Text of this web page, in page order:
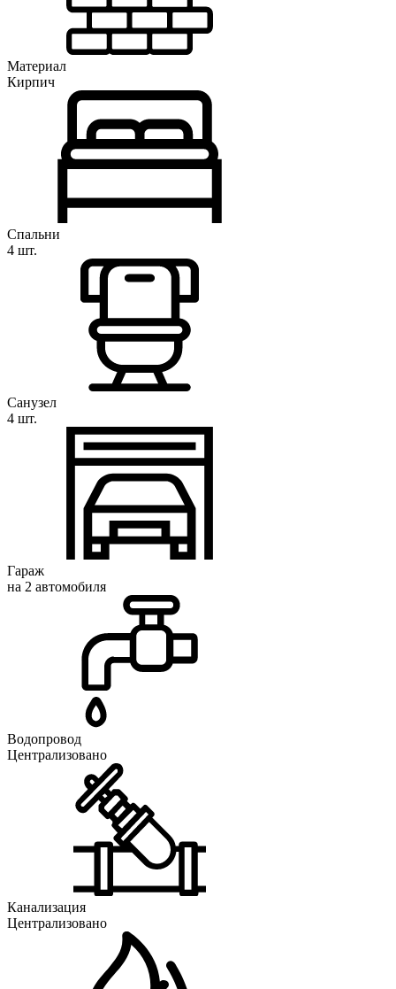
Материал
Кирпич
Спальни
4 шт.
Санузел
4 шт.
Гараж
на 2 автомобиля
Водопровод
Централизовано
Канализация
Централизовано